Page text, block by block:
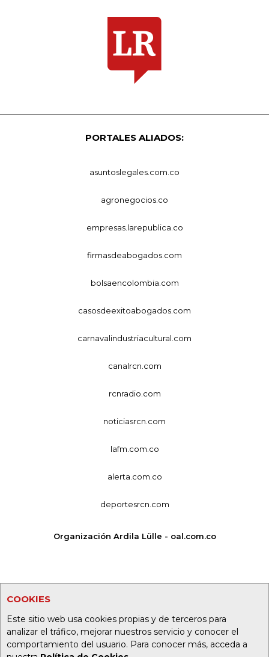
COOKIES
Este sitio web usa cookies propias y de terceros para
analizar el tráfico, mejorar nuestros servicio y conocer el
comportamiento del usuario. Para conocer más, acceda a
PORTALES ALIADOS:
asuntoslegales.com.co
agronegocios.co
empresas.larepublica.co
firmasdeabogados.com
bolsaencolombia.com
casosdeexitoabogados.com
carnavalindustriacultural.com
canalrcn.com
rcnradio.com
noticiasrcn.com
lafm.com.co
alerta.com.co
deportesrcn.com
Organización Ardila Lülle - oal.com.co